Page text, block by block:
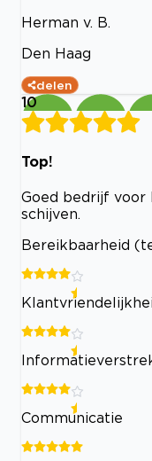
Herman v. B.
Den Haag
delen
10
Top!
Goed bedrijf voor
schijven.
Bereikbaarheid
Communicatie